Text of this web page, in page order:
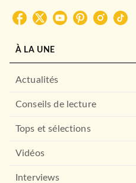
À LA UNE
Actualités
Conseils de lecture
Tops et sélections
Vidéos
Interviews